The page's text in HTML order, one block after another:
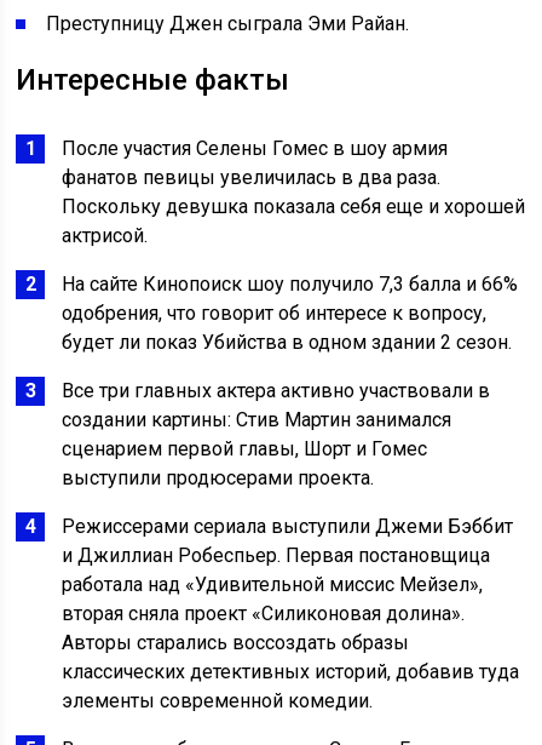
Преступницу Джен сыграла Эми Райан.
Интересные факты
После участия Селены Гомес в шоу армия
фанатов певицы увеличилась в два раза.
Поскольку девушка показала себя еще и хорошей
актрисой.
На сайте Кинопоиск шоу получило 7,3 балла и 66%
одобрения, что говорит об интересе к вопросу,
будет ли показ Убийства в одном здании 2 сезон.
Все три главных актера активно участвовали в
создании картины: Стив Мартин занимался
сценарием первой главы, Шорт и Гомес
выступили продюсерами проекта.
Режиссерами сериала выступили Джеми Бэббит
и Джиллиан Робеспьер. Первая постановщица
работала над «Удивительной миссис Мейзел»,
вторая сняла проект «Силиконовая долина».
Авторы старались воссоздать образы
классических детективных историй, добавив туда
элементы современной комедии.